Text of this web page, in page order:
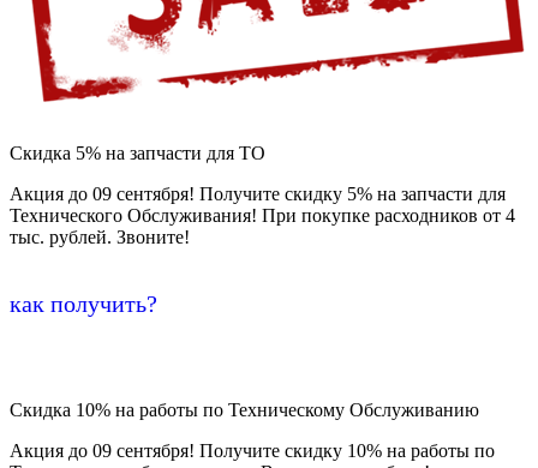
Скидка 5% на запчасти для ТО
Акция до 09 сентября! Получите скидку 5% на запчасти для
Технического Обслуживания! При покупке расходников от 4
тыс. рублей. Звоните!
как получить?
Скидка 10% на работы по Техническому Обслуживанию
Акция до 09 сентября! Получите скидку 10% на работы по